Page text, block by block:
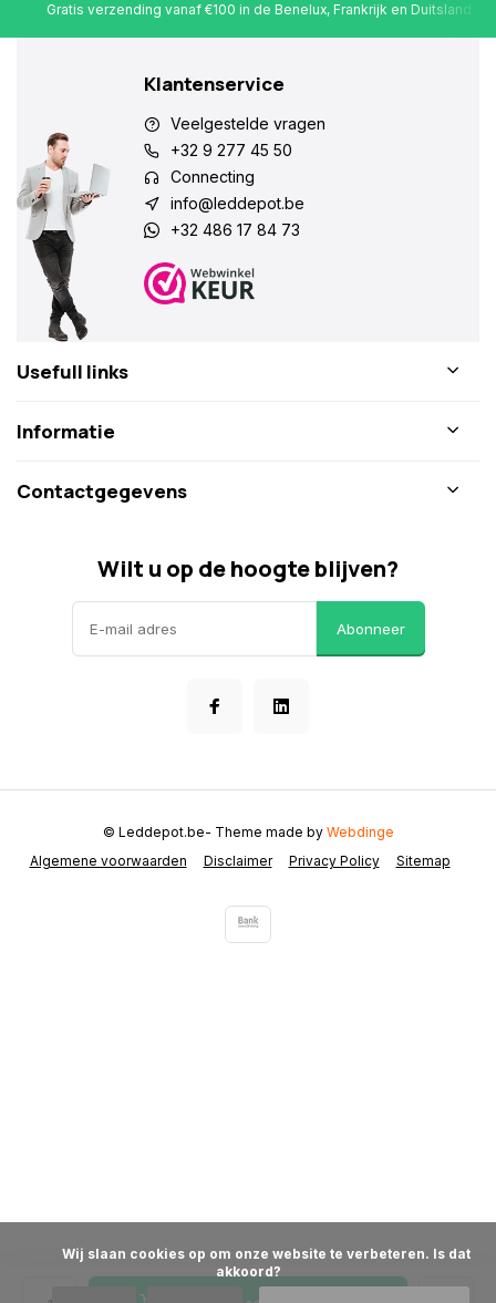
Gratis verzending vanaf €100 in de Benelux, Frankrijk en Duitsland
Klantenservice
Veelgestelde vragen
+32 9 277 45 50
Connecting
info@leddepot.be
+32 486 17 84 73
Usefull links
Informatie
Contactgegevens
Wilt u op de hoogte blijven?
Abonneer
Algemene voorwaarden Disclaimer Privacy Policy Sitemap
© Leddepot.be- Theme made by Webdinge
akkoord?